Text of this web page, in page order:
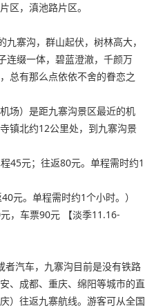
区，滇池路片区。
九寨沟，群山起伏，树林高大，
连缀一体，碧蓝澄澈，千颜万
总有那么点依依不舍的眷恋之
场）是距九寨沟景区最近的机
镇北约12公里处，到九寨沟景
45元；往返80元。单程需时约1
元。单程需时约1个小时。）
，车票90元 【淡季11.16-
者汽车，九寨沟目前是没有铁路
、成都、重庆、绵阳等城市的直
）往返九寨航线。游客可从全国